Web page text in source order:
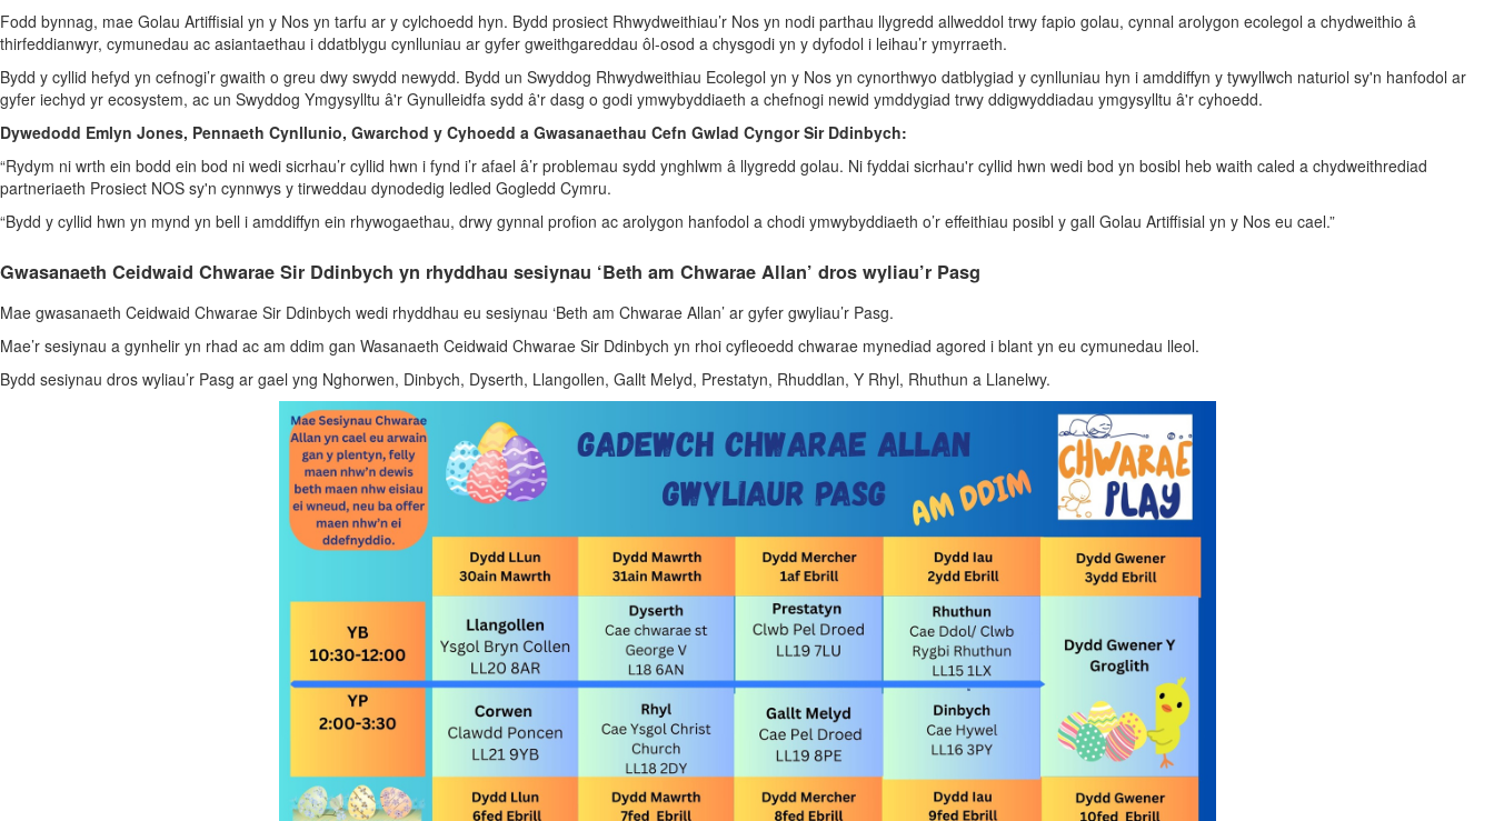
Fodd bynnag, mae Golau Artiffisial yn y Nos yn tarfu ar y cylchoedd hyn. Bydd prosiect Rhwydweithiau’r Nos yn nodi parthau llygredd allweddol trwy fapio golau, cynnal arolygon ecolegol a chydweithio â
thirfeddianwyr, cymunedau ac asiantaethau i ddatblygu cynlluniau ar gyfer gweithgareddau ôl-osod a chysgodi yn y dyfodol i leihau’r ymyrraeth.
Bydd y cyllid hefyd yn cefnogi’r gwaith o greu dwy swydd newydd. Bydd un Swyddog Rhwydweithiau Ecolegol yn y Nos yn cynorthwyo datblygiad y cynlluniau hyn i amddiffyn y tywyllwch naturiol sy'n hanfodol ar
gyfer iechyd yr ecosystem, ac un Swyddog Ymgysylltu â'r Gynulleidfa sydd â'r dasg o godi ymwybyddiaeth a chefnogi newid ymddygiad trwy ddigwyddiadau ymgysylltu â'r cyhoedd.
Dywedodd Emlyn Jones, Pennaeth Cynllunio, Gwarchod y Cyhoedd a Gwasanaethau Cefn Gwlad Cyngor Sir Ddinbych:
“Rydym ni wrth ein bodd ein bod ni wedi sicrhau’r cyllid hwn i fynd i’r afael â’r problemau sydd ynghlwm â llygredd golau. Ni fyddai sicrhau'r cyllid hwn wedi bod yn bosibl heb waith caled a chydweithrediad
partneriaeth Prosiect NOS sy'n cynnwys y tirweddau dynodedig ledled Gogledd Cymru.
“Bydd y cyllid hwn yn mynd yn bell i amddiffyn ein rhywogaethau, drwy gynnal profion ac arolygon hanfodol a chodi ymwybyddiaeth o’r effeithiau posibl y gall Golau Artiffisial yn y Nos eu cael.”
Gwasanaeth Ceidwaid Chwarae Sir Ddinbych yn rhyddhau sesiynau ‘Beth am Chwarae Allan’ dros wyliau’r Pasg
Mae gwasanaeth Ceidwaid Chwarae Sir Ddinbych wedi rhyddhau eu sesiynau ‘Beth am Chwarae Allan’ ar gyfer gwyliau’r Pasg.
Mae’r sesiynau a gynhelir yn rhad ac am ddim gan Wasanaeth Ceidwaid Chwarae Sir Ddinbych yn rhoi cyfleoedd chwarae mynediad agored i blant yn eu cymunedau lleol.
Bydd sesiynau dros wyliau’r Pasg ar gael yng Nghorwen, Dinbych, Dyserth, Llangollen, Gallt Melyd, Prestatyn, Rhuddlan, Y Rhyl, Rhuthun a Llanelwy.